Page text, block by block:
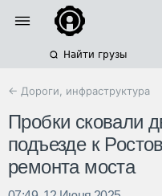
Найти грузы
← Дороги, инфраструктура
Пробки сковали
подъезде к
ремонта моста